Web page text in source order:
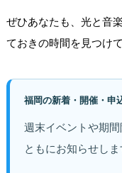
ぜひあなたも、光と音
ておきの時間を見つけ
福岡の新着・開催・申
週末イベントや期
ともにお知らせしま